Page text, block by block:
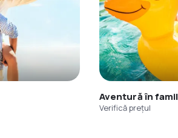
Aventură în
Verifică prețul